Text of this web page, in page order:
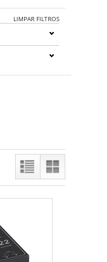
LIMPAR FILTROS